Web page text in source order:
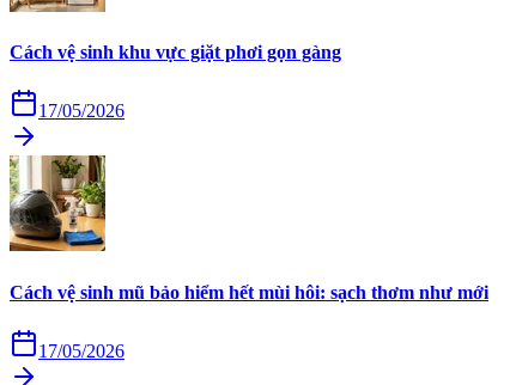
Cách vệ sinh khu vực giặt phơi gọn gàng
17/05/2026
Cách vệ sinh mũ bảo hiểm hết mùi hôi: sạch thơm như mới
17/05/2026